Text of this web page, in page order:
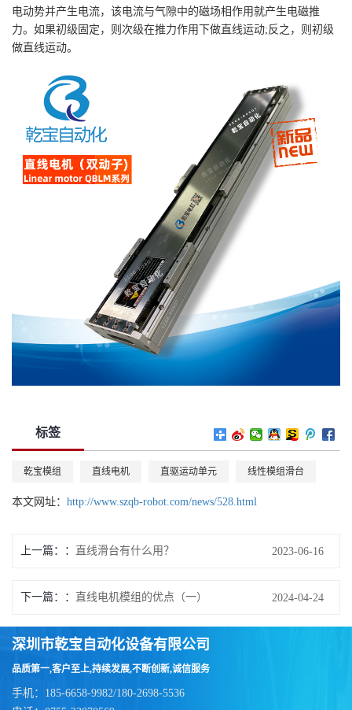
电动势并产生电流，该电流与气隙中的磁场相作用就产生电磁推
力。如果初级固定，则次级在推力作用下做直线运动;反之，则初级
做直线运动。
标签
乾宝模组 直线电机 直驱运动单元 线性模组滑台
本文网址： http://www.szqb-robot.com/news/528.html
上一篇： 直线滑台有什么用？ 2023-06-16
下一篇： 直线电机模组的优点（一） 2024-04-24
深圳市乾宝自动化设备有限公司
品质第一,客户至上,持续发展,不断创新,诚信服务
手机：185-6658-9982/180-2698-5536